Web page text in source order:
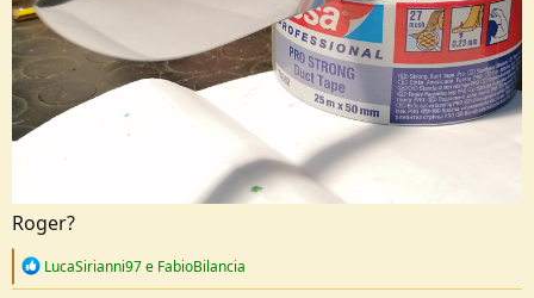
Roger?
RLucaSirianni97e FabioBilancia